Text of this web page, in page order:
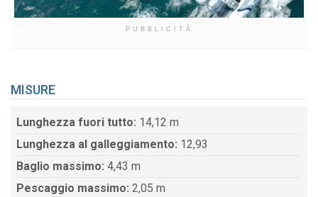
PUBBLICITÀ
MISURE
Lunghezza fuori tutto: 14,12 m
Lunghezza al galleggiamento: 12,93
Baglio massimo: 4,43 m
Pescaggio massimo: 2,05 m